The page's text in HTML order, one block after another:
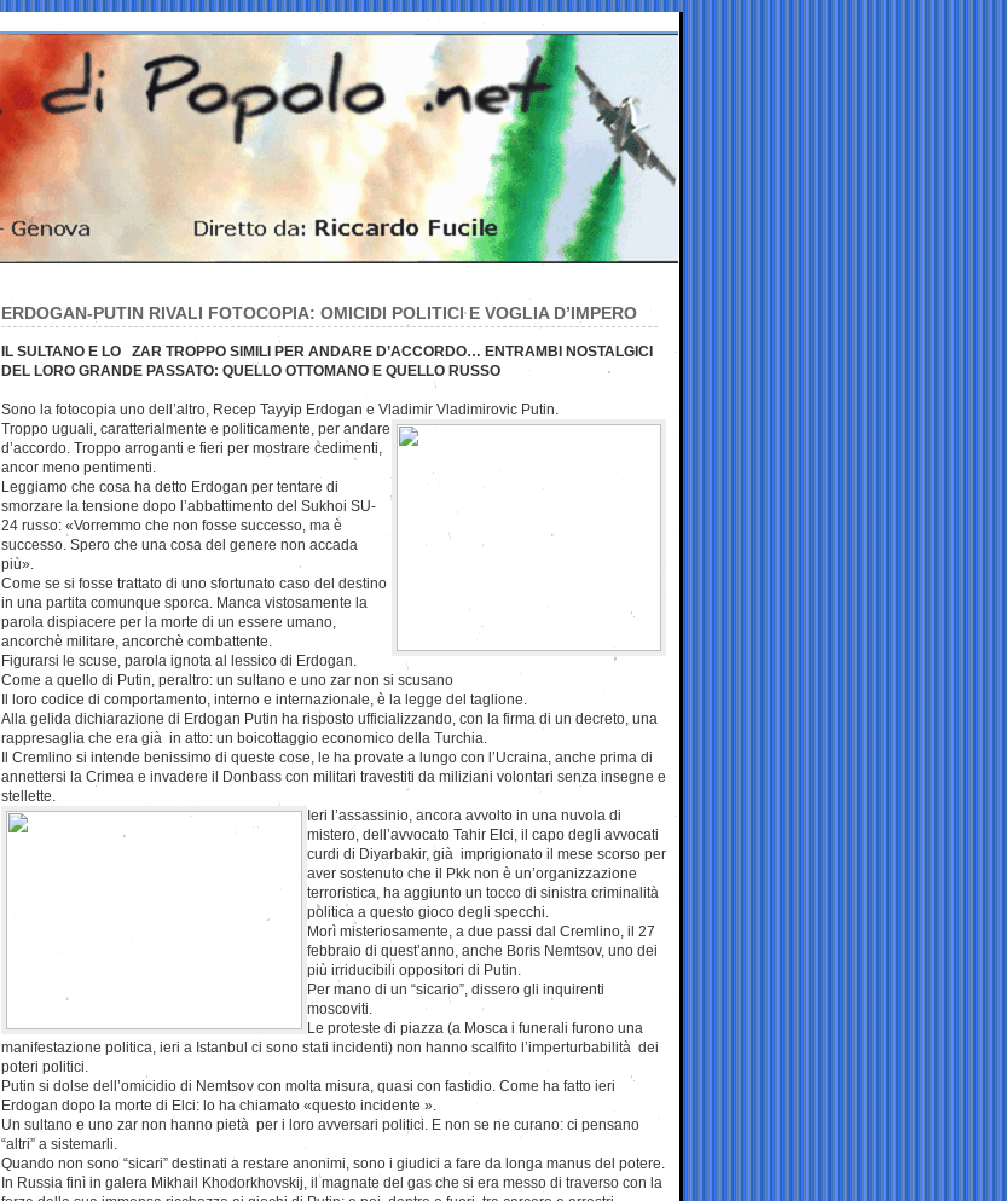
ERDOGAN-PUTIN RIVALI FOTOCOPIA: OMICIDI POLITICI E VOGLIA D’IMPERO
IL SULTANO E LO ZAR TROPPO SIMILI PER ANDARE D’ACCORDO… ENTRAMBI NOSTALGICI
DEL LORO GRANDE PASSATO: QUELLO OTTOMANO E QUELLO RUSSO
Sono la fotocopia uno dell’altro, Recep Tayyip Erdogan e Vladimir Vladimirovic Putin.
Troppo uguali, caratterialmente e politicamente, per andare
d’accordo. Troppo arroganti e fieri per mostrare cedimenti,
ancor meno pentimenti.
Leggiamo che cosa ha detto Erdogan per tentare di
smorzare la tensione dopo l’abbattimento del Sukhoi SU-
24 russo: «Vorremmo che non fosse successo, ma è
successo. Spero che una cosa del genere non accada
più».
Come se si fosse trattato di uno sfortunato caso del destino
in una partita comunque sporca. Manca vistosamente la
parola dispiacere per la morte di un essere umano,
ancorchè militare, ancorchè combattente.
Figurarsi le scuse, parola ignota al lessico di Erdogan.
Come a quello di Putin, peraltro: un sultano e uno zar non si scusano
Il loro codice di comportamento, interno e internazionale, è la legge del taglione.
Alla gelida dichiarazione di Erdogan Putin ha risposto ufficializzando, con la firma di un decreto, una
rappresaglia che era già in atto: un boicottaggio economico della Turchia.
Il Cremlino si intende benissimo di queste cose, le ha provate a lungo con l’Ucraina, anche prima di
annettersi la Crimea e invadere il Donbass con militari travestiti da miliziani volontari senza insegne e
stellette.
Ieri l’assassinio, ancora avvolto in una nuvola di
mistero, dell’avvocato Tahir Elci, il capo degli avvocati
curdi di Diyarbakir, già imprigionato il mese scorso per
aver sostenuto che il Pkk non è un’organizzazione
terroristica, ha aggiunto un tocco di sinistra criminalità
politica a questo gioco degli specchi.
Morì misteriosamente, a due passi dal Cremlino, il 27
febbraio di quest’anno, anche Boris Nemtsov, uno dei
più irriducibili oppositori di Putin.
Per mano di un “sicario”, dissero gli inquirenti
moscoviti.
Le proteste di piazza (a Mosca i funerali furono una
manifestazione politica, ieri a Istanbul ci sono stati incidenti) non hanno scalfito l’imperturbabilità dei
poteri politici.
Putin si dolse dell’omicidio di Nemtsov con molta misura, quasi con fastidio. Come ha fatto ieri
Erdogan dopo la morte di Elci: lo ha chiamato «questo incidente ».
Un sultano e uno zar non hanno pietà per i loro avversari politici. E non se ne curano: ci pensano
“altri” a sistemarli.
Quando non sono “sicari” destinati a restare anonimi, sono i giudici a fare da longa manus del potere.
In Russia finì in galera Mikhail Khodorkhovskij, il magnate del gas che si era messo di traverso con la